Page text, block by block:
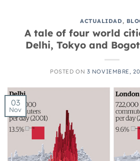
ACTUALIDAD,
A tale of four world
Delhi, Tokyo and
POSTED ON 3 NOVIEMBRE,
03
Nov